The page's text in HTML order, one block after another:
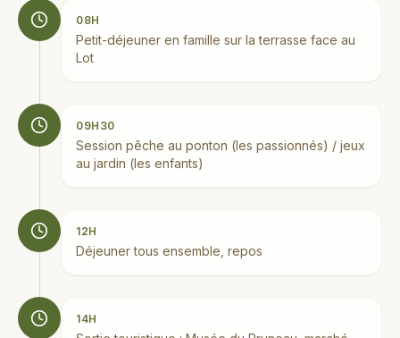
08H
Petit-déjeuner en famille sur la terrasse face au
Lot
09H30
Session pêche au ponton (les passionnés) / jeux
au jardin (les enfants)
12H
Déjeuner tous ensemble, repos
14H